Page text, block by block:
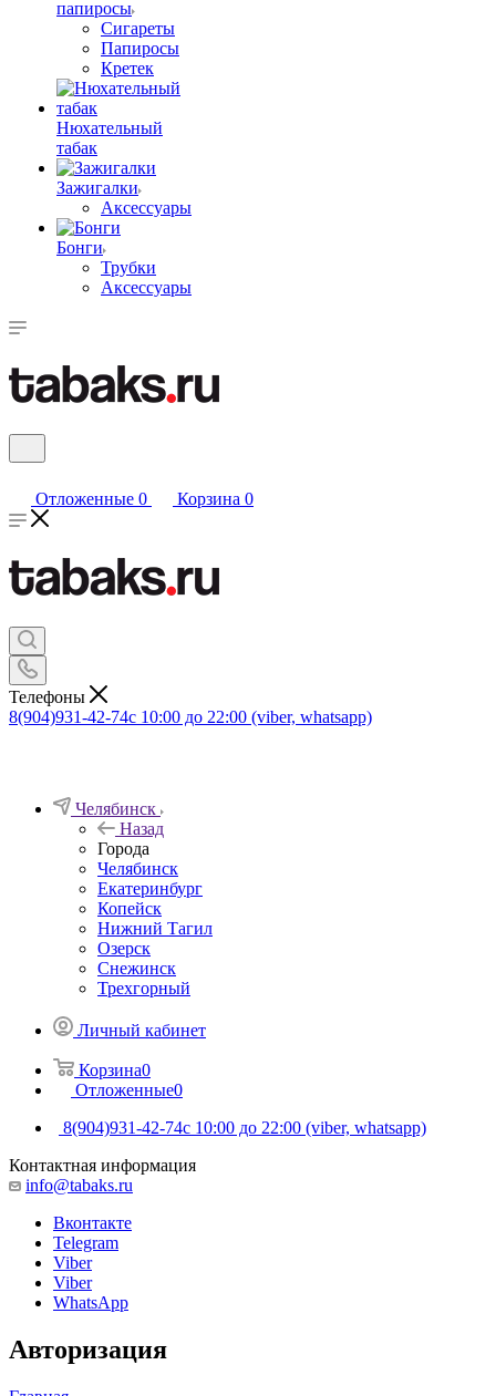
папиросы
Сигареты
Папиросы
Кретек
Нюхательный
табак
Зажигалки
Аксессуары
Бонги
Трубки
Аксессуары
Отложенные 0 Корзина 0
Телефоны
8(904)931-42-74с 10:00 до 22:00 (viber, whatsapp)
Челябинск
Назад
Города
Челябинск
Екатеринбург
Копейск
Нижний Тагил
Озерск
Снежинск
Трехгорный
Личный кабинет
Корзина0
Отложенные0
8(904)931-42-74с 10:00 до 22:00 (viber, whatsapp)
Контактная информация
info@tabaks.ru
Вконтакте
Telegram
Viber
Viber
WhatsApp
Авторизация